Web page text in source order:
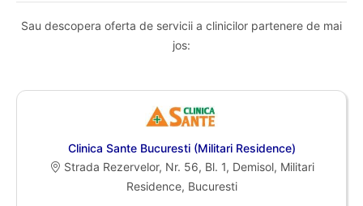
Sau descopera oferta de servicii a clinicilor partenere de mai
jos:
Clinica Sante Bucuresti (Militari Residence)
Strada Rezervelor, Nr. 56, Bl. 1, Demisol, Militari
Residence, Bucuresti